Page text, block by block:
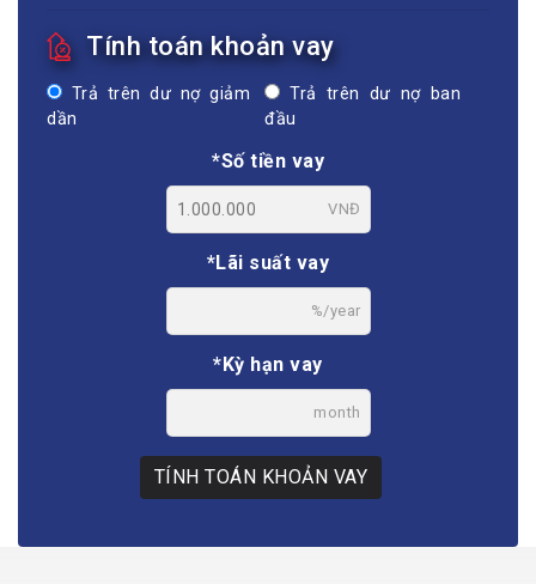
Tính toán khoản vay
Trả trên dư nợ giảm
dần
Trả trên dư nợ ban
đầu
*Số tiền vay
VNĐ
*Lãi suất vay
%/year
*Kỳ hạn vay
month
TÍNH TOÁN KHOẢN VAY